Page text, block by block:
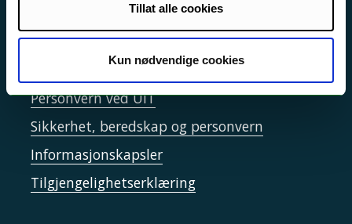
Tillat alle cookies
Kun nødvendige cookies
Si ifra!
Driftsmeldinger
Personvern ved UiT
Sikkerhet, beredskap og personvern
Informasjonskapsler
Tilgjengelighetserklæring